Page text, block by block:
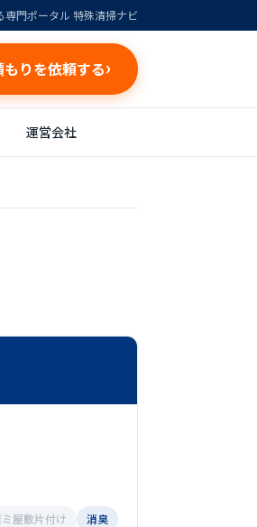
門ポータル 特殊清掃ナビ
りを依頼する
運営会社
ミ屋敷片付け
消臭